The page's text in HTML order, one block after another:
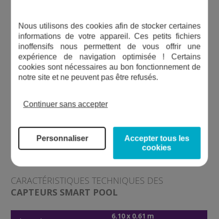
CARACTÉRISTIQUES TECHNIQUES DES
CAPTEURS SMART POOL
6.10 x 0.61 m
Nous utilisons des cookies afin de stocker certaines
informations de votre appareil. Ces petits fichiers
inoffensifs nous permettent de vous offrir une
expérience de navigation optimisée ! Certains
cookies sont nécessaires au bon fonctionnement de
notre site et ne peuvent pas être refusés.
Continuer sans accepter
Personnaliser
Accepter tous les
cookies